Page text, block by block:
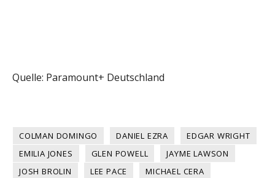
Quelle: Paramount+ Deutschland
COLMAN DOMINGO DANIEL EZRA
EDGAR WRIGHT
EMILIA JONES
GLEN POWELL
JAYME LAWSON
JOSH BROLIN
LEE PACE MICHAEL CERA